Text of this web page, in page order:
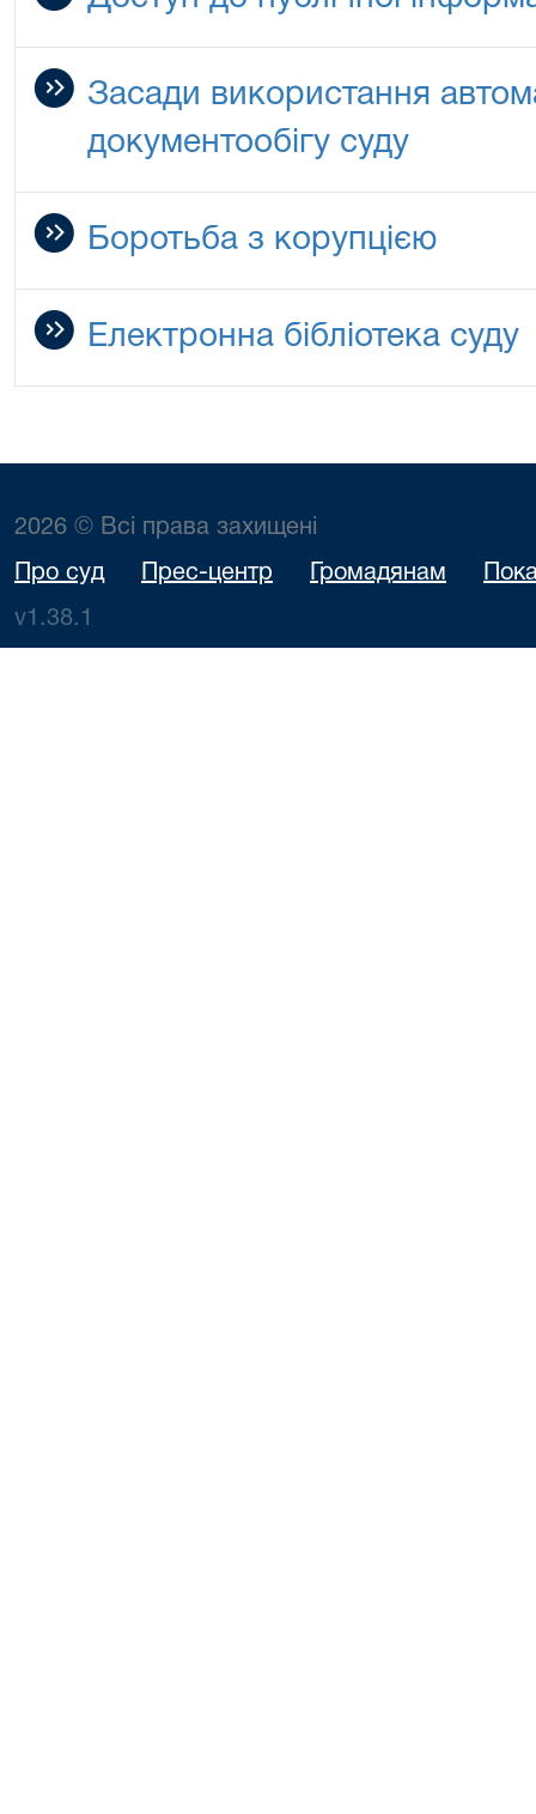
Засади використання
документообігу суду
Боротьба з корупцією
Електронна бібліотека суду
2026 © Всі права захищені
Про суд Прес-центр Громадянам
v1.38.1